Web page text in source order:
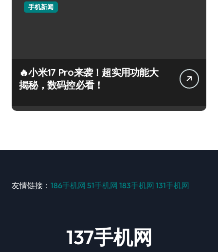
手机新闻
🔥小米17 Pro来袭！超实用功能大
揭秘，数码控必看！
友情链接： 186手机网 51手机网 183手机网 131手机网
137手机网